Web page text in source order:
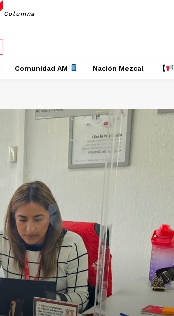
Columna
Comunidad AM Nación Mezcal 【